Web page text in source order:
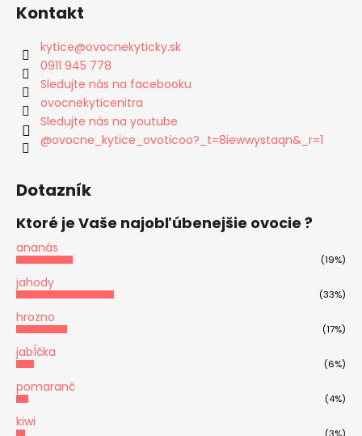
Kontakt
kytice@ovocnekyticky.sk
0911 945 778
Sledujte nás na facebooku
ovocnekyticenitra
Sledujte nás na youtube
@ovocne_kytice_ovoticoo?_t=8iewwystaqn&_r=1
Dotazník
Ktoré je Vaše najobľúbenejšie ovocie ?
ananás
(19%)
jahody
(33%)
hrozno
(17%)
jabĺčka
(6%)
pomaranč
(4%)
kiwi